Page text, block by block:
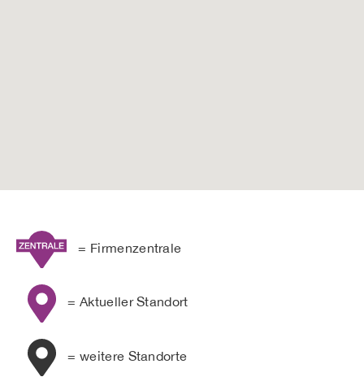
= Firmenzentrale
= Aktueller Standort
= weitere Standorte